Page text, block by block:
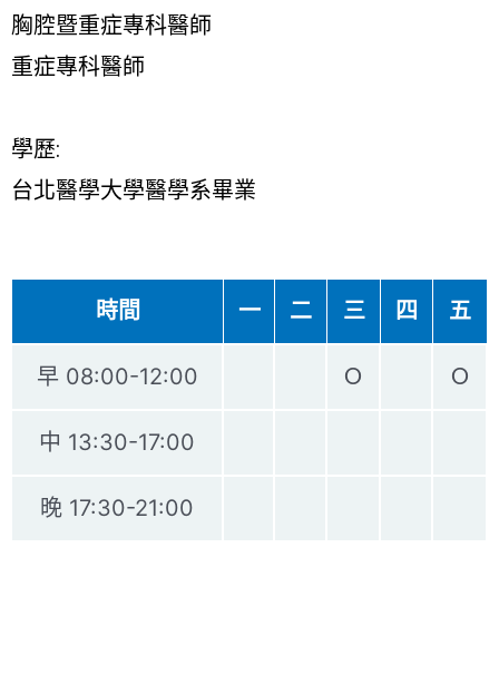
胸腔暨重症專科醫師
重症專科醫師
學歷:
台北醫學大學醫學系畢業
時間 一 二 三 四 五
早 08:00-12:00 Ｏ Ｏ
中 13:30-17:00
晚 17:30-21:00